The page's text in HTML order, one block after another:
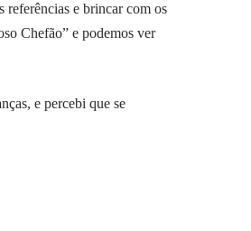
referências e brincar com os
Chefão” e podemos ver
e percebi que se